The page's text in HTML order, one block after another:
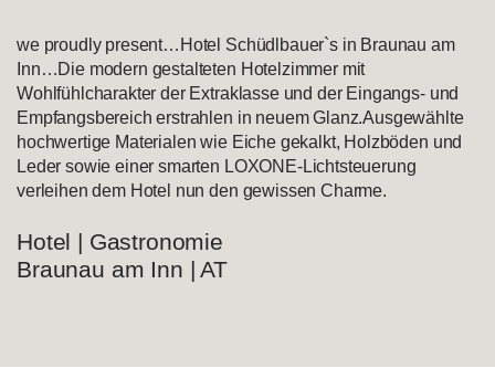
we proudly present…Hotel Schüdlbauer`s in Braunau am
Inn…Die modern gestalteten Hotelzimmer mit
Wohlfühlcharakter der Extraklasse und der Eingangs- und
Empfangsbereich erstrahlen in neuem Glanz.Ausgewählte
hochwertige Materialen wie Eiche gekalkt, Holzböden und
Leder sowie einer smarten LOXONE-Lichtsteuerung
verleihen dem Hotel nun den gewissen Charme.
Hotel | Gastronomie
Braunau am Inn | AT